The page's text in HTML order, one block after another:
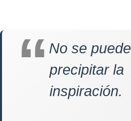
No se puede
precipitar la
inspiración.